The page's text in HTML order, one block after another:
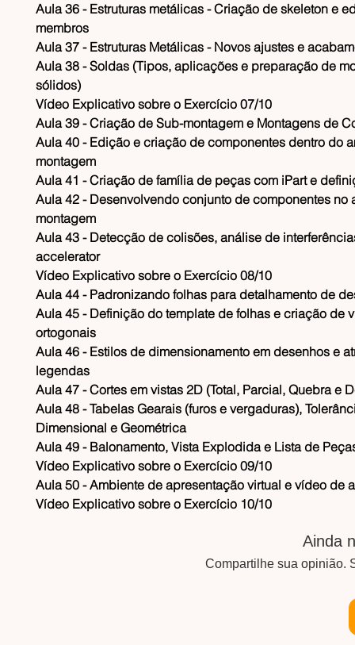
​Aula 36 - Estruturas metálicas - Criação de skeleton e
membros
​Aula 37 - Estruturas Metálicas - Novos ajustes e
​Aula 38 - Soldas (Tipos, aplicações e preparação de
sólidos)
​Vídeo Explicativo sobre o Exercício 07/10
​Aula 39 - Criação de Sub-montagem e Montagens de
​Aula 40 - Edição e criação de componentes dentro do
montagem
​Aula 41 - Criação de família de peças com iPart e
​Aula 42 - Desenvolvendo conjunto de componentes no
montagem
​Aula 43 - Detecção de colisões, análise de
accelerator
​Vídeo Explicativo sobre o Exercício 08/10
​Aula 44 - Padronizando folhas para detalhamento de
​Aula 45 - Definição do template de folhas e criação de
ortogonais
​Aula 46 - Estilos de dimensionamento em desenhos e
legendas
​Aula 47 - Cortes em vistas 2D (Total, Parcial, Quebra e
​Aula 48 - Tabelas Gearais (furos e vergaduras),
Dimensional e Geométrica
​Aula 49 - Balonamento, Vista Explodida e Lista de
​Vídeo Explicativo sobre o Exercício 09/10
​Aula 50 - Ambiente de apresentação virtual e vídeo de
​Vídeo Explicativo sobre o Exercício 10/10
Ainda
Compartilhe sua opinião.